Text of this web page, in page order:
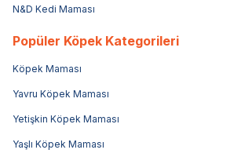
N&D Kedi Maması
Popüler Köpek Kategorileri
Köpek Maması
Yavru Köpek Maması
Yetişkin Köpek Maması
Yaşlı Köpek Maması